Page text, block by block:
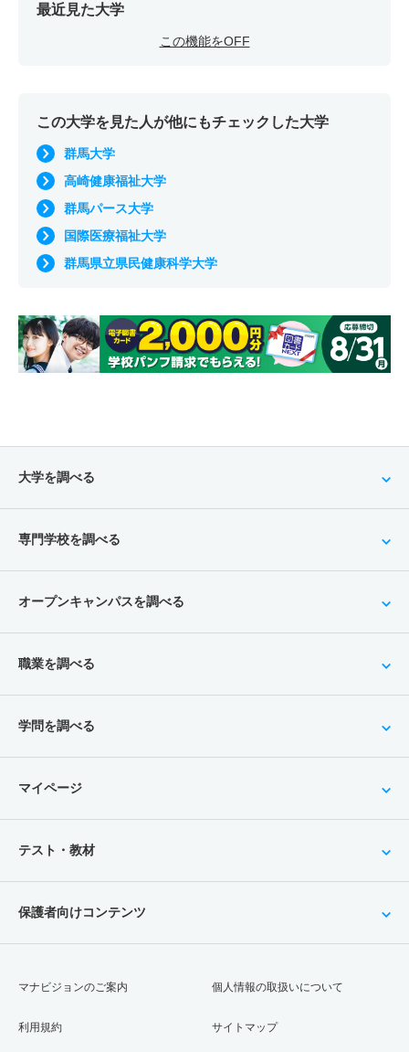
最近見た大学
この機能をOFF
この大学を見た人が他にもチェックした大学
群馬大学
高崎健康福祉大学
群馬パース大学
国際医療福祉大学
群馬県立県民健康科学大学
大学を調べる
専門学校を調べる
オープンキャンパスを調べる
職業を調べる
学問を調べる
マイページ
テスト・教材
保護者向けコンテンツ
マナビジョンのご案内
利用規約
個人情報の取扱いについて
サイトマップ